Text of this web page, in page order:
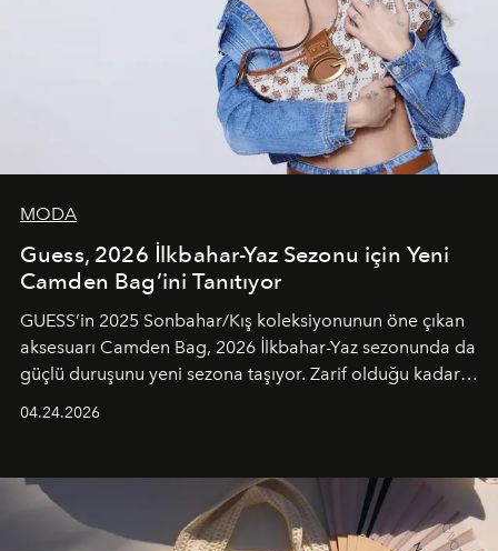
MODA
Guess, 2026 İlkbahar-Yaz Sezonu için Yeni
Camden Bag’ini Tanıtıyor
GUESS’in 2025 Sonbahar/Kış koleksiyonunun öne çıkan
aksesuarı Camden Bag, 2026 İlkbahar-Yaz sezonunda da
güçlü duruşunu yeni sezona taşıyor. Zarif olduğu kadar
04.24.2026